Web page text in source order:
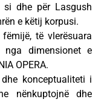
si dhe për Lasgush
e këtij korpusi.
të vlerësuara
nga dimensionet e
OPERA.
konceptualiteti i
nënkuptojnë dhe